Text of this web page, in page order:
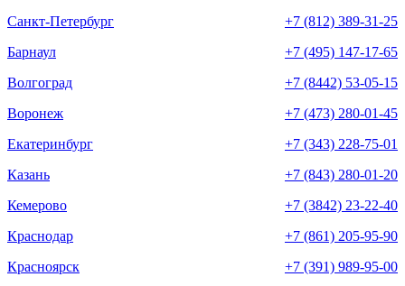
Санкт-Петербург
+7 (812) 389-31-25
Барнаул
+7 (495) 147-17-65
Волгоград
+7 (8442) 53-05-15
Воронеж
+7 (473) 280-01-45
Екатеринбург
+7 (343) 228-75-01
Казань
+7 (843) 280-01-20
Кемерово
+7 (3842) 23-22-40
Краснодар
+7 (861) 205-95-90
Красноярск
+7 (391) 989-95-00